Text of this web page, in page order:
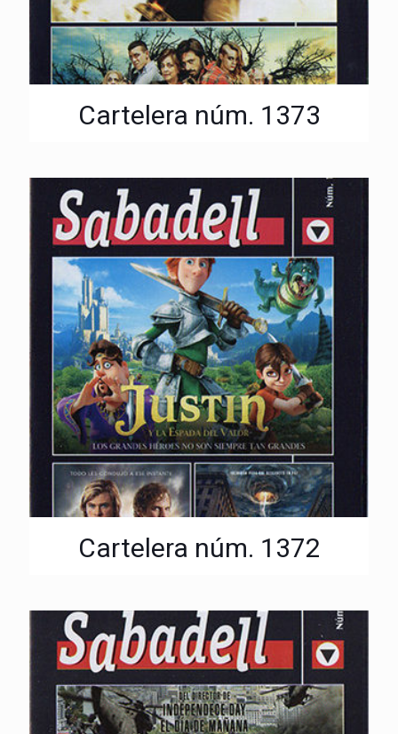
Cartelera núm. 1373
Cartelera núm. 1372